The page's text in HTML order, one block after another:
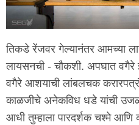
तिकडे रेंजवर गेल्यानंतर आमच्या
लायसनची - चौकशी. अपघात वगैरे
वगैरे आशयाची लांबलचक
काळजीचे अनेकविध धडे यांची
आधी तुम्हाला पारदर्शक चश्मे आणि